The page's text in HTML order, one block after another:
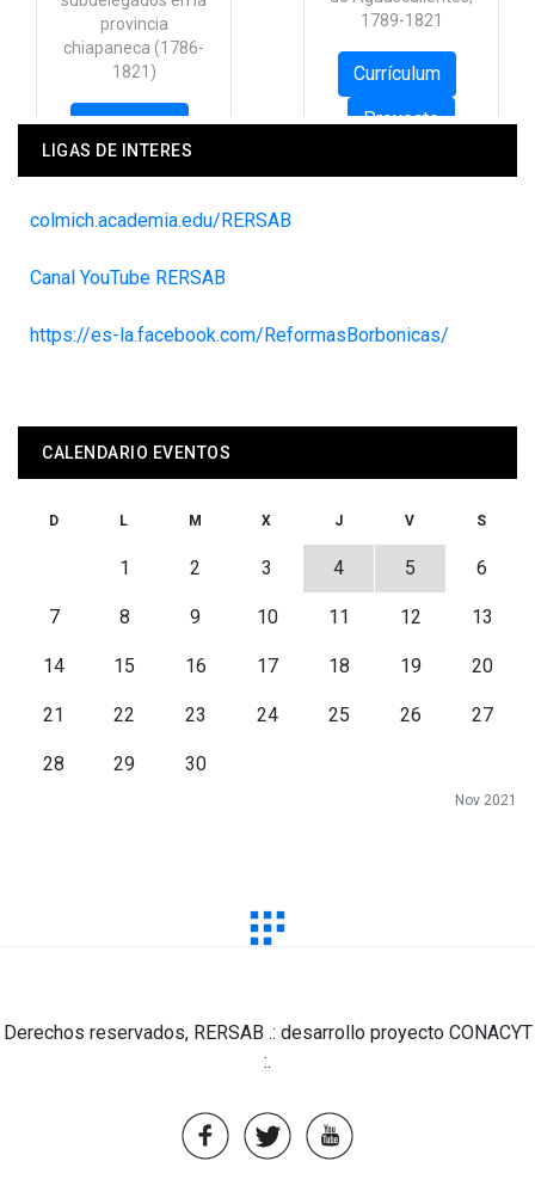
LIGAS DE INTERES
colmich.academia.edu/RERSAB
Canal YouTube RERSAB
https://es-la.facebook.com/ReformasBorbonicas/
CALENDARIO EVENTOS
Nov 2021
D L M X J V S
1 2 3 4 5 6
7 8 9 10 11 12 13
14 15 16 17 18 19 20
21 22 23 24 25 26 27
28 29 30
Derechos reservados, RERSAB .: desarrollo proyecto CONACYT
:.